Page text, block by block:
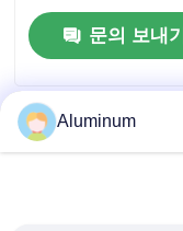
단열 요리 및 산업
분야 포장에 적합
다.
문의 보내기
Aluminum